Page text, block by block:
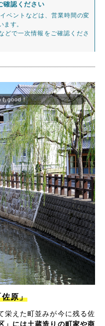
確認ください
ベントなどは、営業時間の変
す。
どで一次情報をご確認くださ
もgood！
佐原」
栄えた町並みが今に残る佐
」には土蔵造りの町家や商